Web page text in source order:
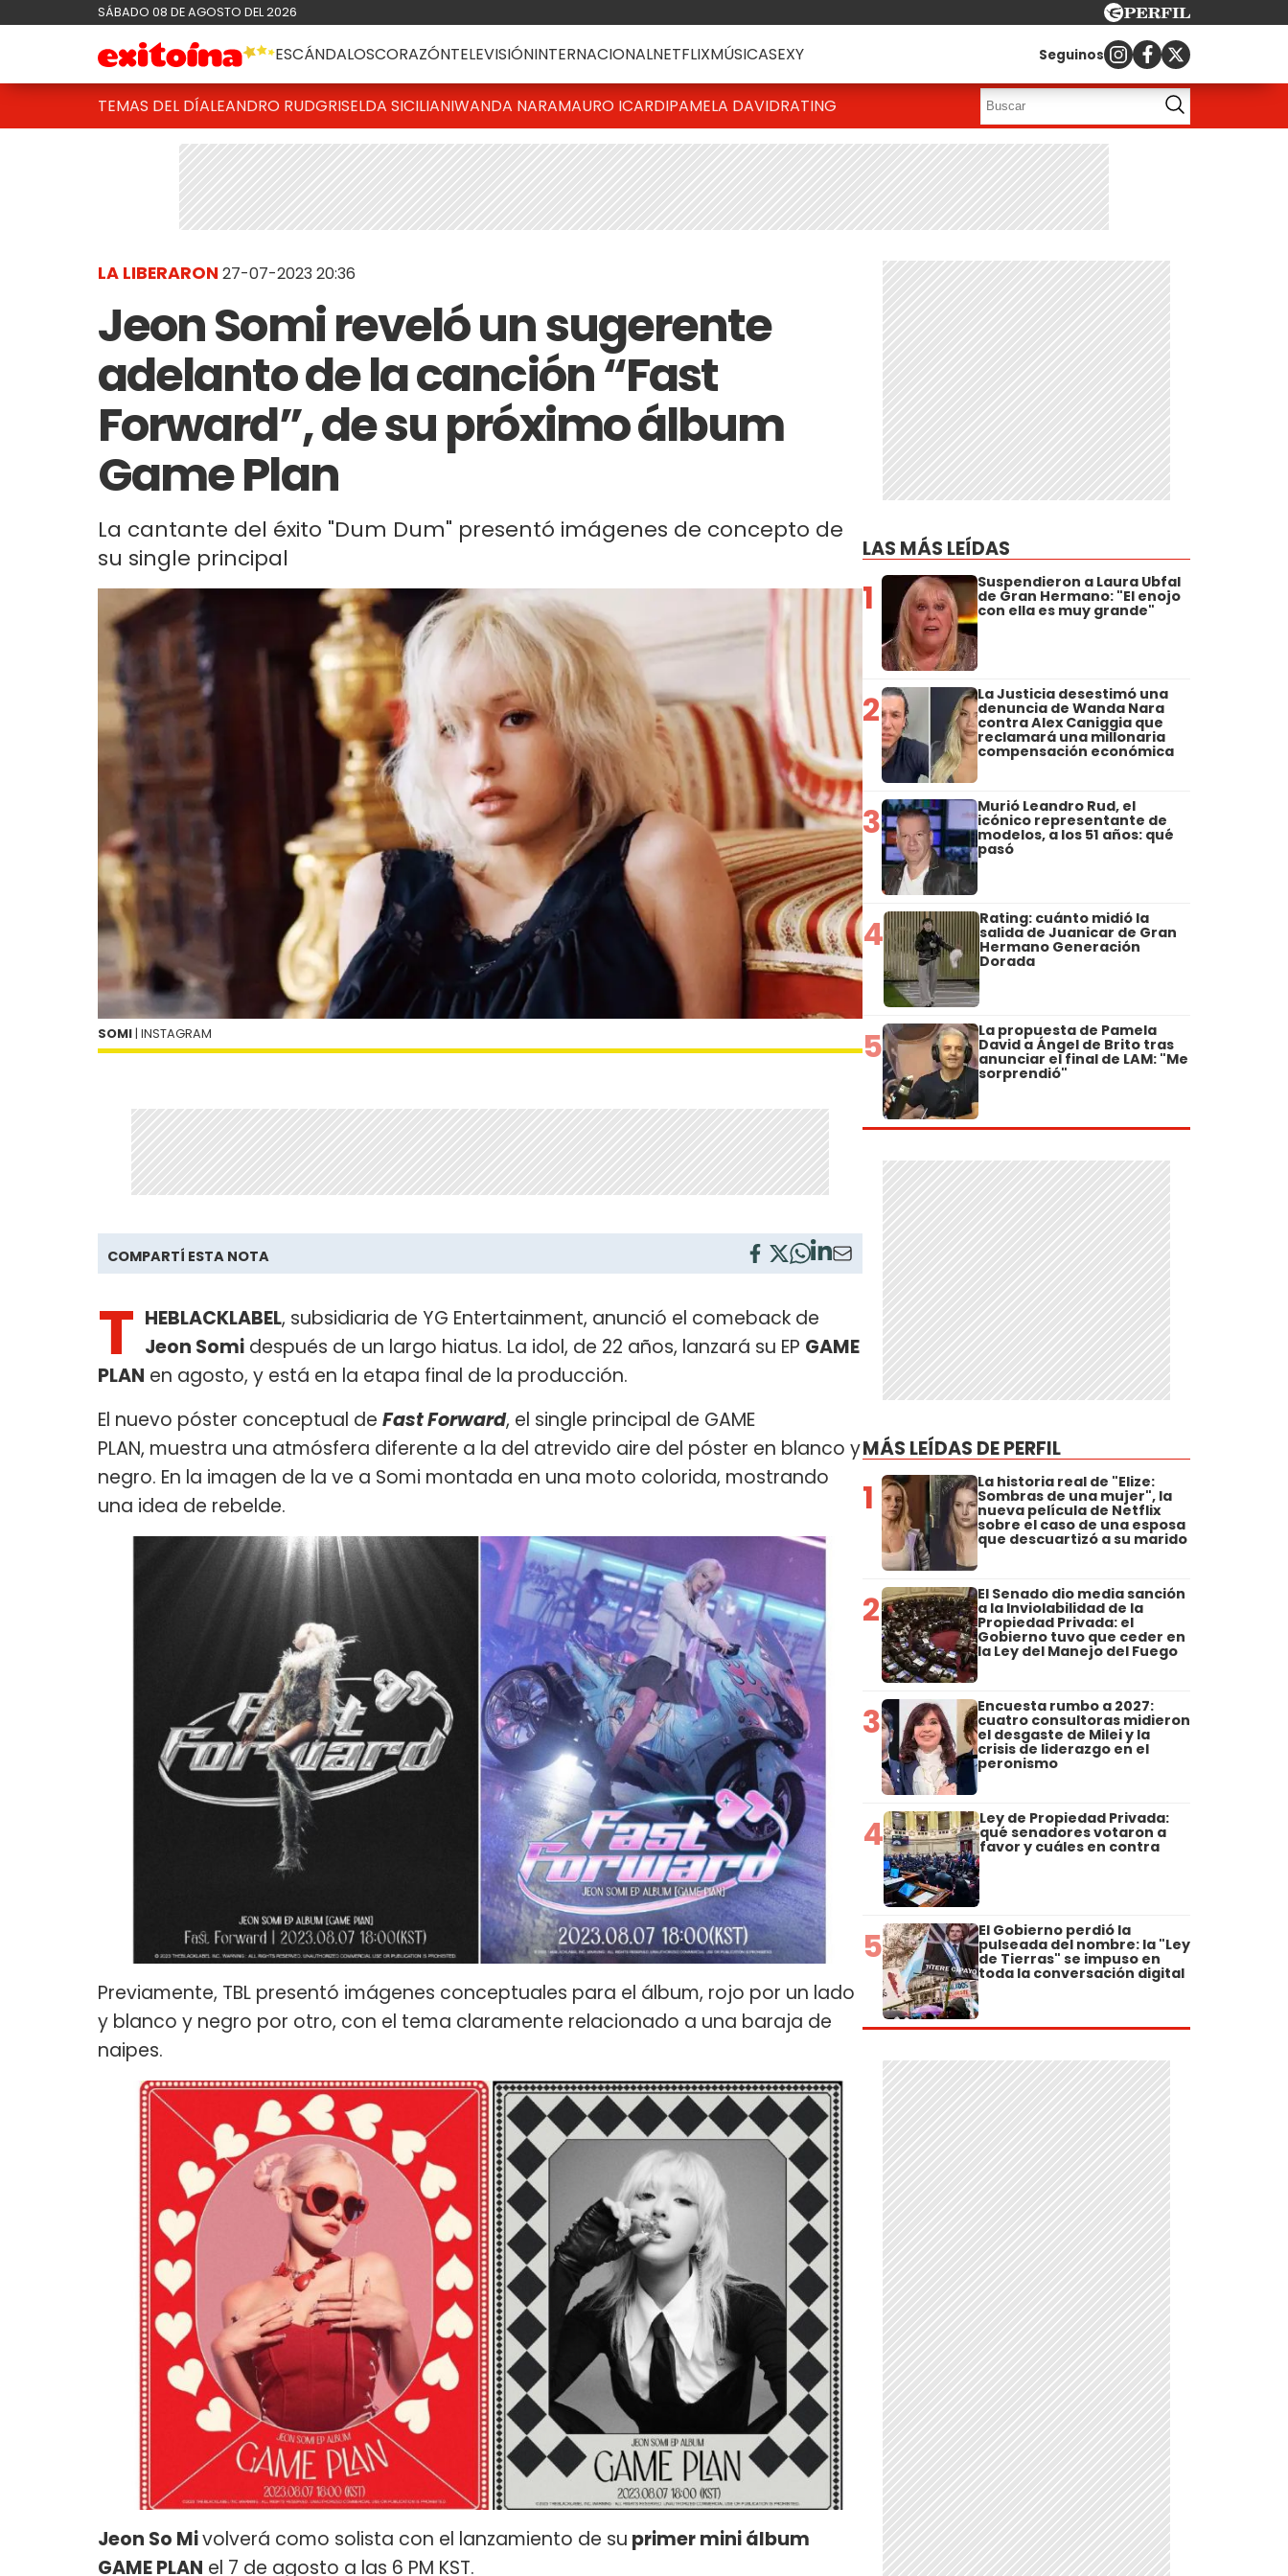
SÁBADO 08 DE AGOSTO DEL 2026
ESCÁNDALOSCORAZÓNTELEVISIÓNINTERNACIONALNETFLIXMÚSICASEXY Seguinos
TEMAS DEL DÍALEANDRO RUDGRISELDA SICILIANIWANDA NARAMAURO ICARDIPAMELA DAVIDRATING
LA LIBERARON 27-07-2023 20:36
Jeon Somi reveló un sugerente
adelanto de la canción “Fast
Forward”, de su próximo álbum
Game Plan
La cantante del éxito "Dum Dum" presentó imágenes de concepto de
su single principal
SOMI | INSTAGRAM
COMPARTÍ ESTA NOTA
T HEBLACKLABEL, subsidiaria de YG Entertainment, anunció el comeback de
Jeon Somi​ después de un largo hiatus. La idol, de 22 años, lanzará su EP GAME
PLAN en agosto, y está en la etapa final de la producción.
El nuevo póster conceptual de Fast Forward, el single principal de GAME
PLAN, muestra una atmósfera diferente a la del atrevido aire del póster en blanco y
negro. En la imagen de la ve a Somi montada en una moto colorida, mostrando
una idea de rebelde.
Previamente, TBL presentó imágenes conceptuales para el álbum, rojo por un lado
y blanco y negro por otro, con el tema claramente relacionado a una baraja de
naipes.
Jeon So Mivolverá como solista con el lanzamiento de su primer mini álbum
GAME PLAN el 7 de agosto a las 6 PM KST.
LAS MÁS LEÍDAS
1 Suspendieron a Laura Ubfal
de Gran Hermano: "El enojo
con ella es muy grande"
2 La Justicia desestimó una
denuncia de Wanda Nara
contra Alex Caniggia que
reclamará una millonaria
compensación económica
3 Murió Leandro Rud, el
icónico representante de
modelos, a los 51 años: qué
pasó
4 Rating: cuánto midió la
salida de Juanicar de Gran
Hermano Generación
Dorada
5 La propuesta de Pamela
David a Ángel de Brito tras
anunciar el final de LAM: "Me
sorprendió"
MÁS LEÍDAS DE PERFIL
1 La historia real de "Elize:
Sombras de una mujer", la
nueva película de Netflix
sobre el caso de una esposa
que descuartizó a su marido
2 El Senado dio media sanción
a la Inviolabilidad de la
Propiedad Privada: el
Gobierno tuvo que ceder en
la Ley del Manejo del Fuego
3 Encuesta rumbo a 2027:
cuatro consultoras midieron
el desgaste de Milei y la
crisis de liderazgo en el
peronismo
4 Ley de Propiedad Privada:
qué senadores votaron a
favor y cuáles en contra
5 El Gobierno perdió la
pulseada del nombre: la "Ley
de Tierras" se impuso en
toda la conversación digital